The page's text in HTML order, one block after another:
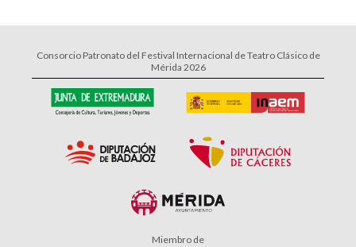
Consorcio Patronato del Festival Internacional de Teatro Clásico de
Mérida 2026
Miembro de